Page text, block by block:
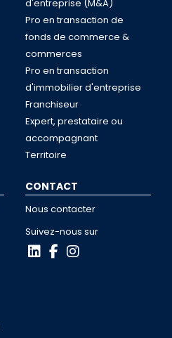
d'entreprise (M&A)
Pro en transaction de
fonds de commerce &
commerces
Pro en transaction
d'immobilier d'entreprise
Franchiseur
Expert, prestataire ou
accompagnant
Territoire
CONTACT
Nous contacter
Suivez-nous sur